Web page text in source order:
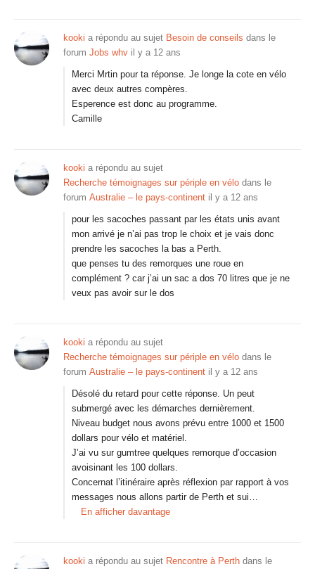
kooki a répondu au sujet Besoin de conseils dans le
forum Jobs whv il y a 12 ans
Merci Mrtin pour ta réponse. Je longe la cote en vélo
avec deux autres compères.
Esperence est donc au programme.
Camille
kooki a répondu au sujet
Recherche témoignages sur périple en vélo dans le
forum Australie – le pays-continent il y a 12 ans
pour les sacoches passant par les états unis avant
mon arrivé je n’ai pas trop le choix et je vais donc
prendre les sacoches la bas a Perth.
que penses tu des remorques une roue en
complément ? car j’ai un sac a dos 70 litres que je ne
veux pas avoir sur le dos
kooki a répondu au sujet
Recherche témoignages sur périple en vélo dans le
forum Australie – le pays-continent il y a 12 ans
Désolé du retard pour cette réponse. Un peut
submergé avec les démarches dernièrement.
Niveau budget nous avons prévu entre 1000 et 1500
dollars pour vélo et matériel.
J’ai vu sur gumtree quelques remorque d’occasion
avoisinant les 100 dollars.
Concernat l’itinéraire après réflexion par rapport à vos
messages nous allons partir de Perth et sui…
En afficher davantage
kooki a répondu au sujet Rencontre à Perth dans le